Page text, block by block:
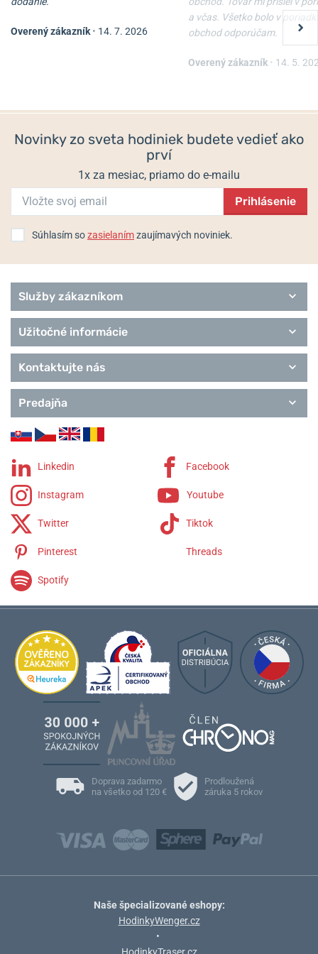
Classic
Style
Trend
Boccia Titanium 3272-03 Boccia Titanium 3349-02
Do 2 dní
Overený zákazník • 14. 7. 2026
a včas. Všetko bolo v
obchod odporúčam.
Overený zákazník • 14. 5.
Novinky zo sveta hodiniek budete vedieť ako
prví
1x za mesiac, priamo do e-mailu
Prihlásenie
Súhlasím sozasielanímzaujímavých noviniek.
Služby zákazníkom
Užitočné informácie
Kontaktujte nás
Predajňa
Linkedin Facebook
Instagram Youtube
Twitter Tiktok
Pinterest Threads
Spotify
Doprava zadarmo
na všetko od 120 €
Prodloužená
záruka 5 rokov
Naše špecializované eshopy:
HodinkyWenger.cz
•